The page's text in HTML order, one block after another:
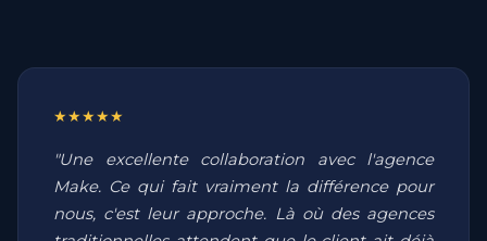
★★★★★
"Une excellente collaboration avec l'agence
Make. Ce qui fait vraiment la différence pour
nous, c'est leur approche. Là où des agences